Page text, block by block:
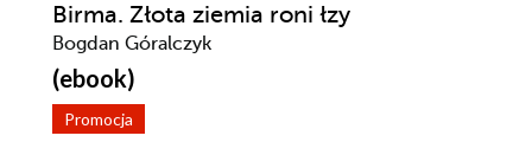
Birma. Złota ziemia roni łzy
Bogdan Góralczyk
(ebook)
Promocja